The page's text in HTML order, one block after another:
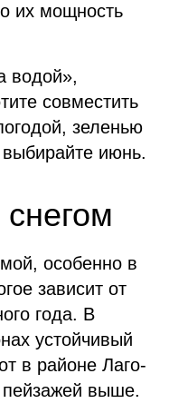
их мощность
водой»,
совместить
зеленью
июнь.
снегом
особенно в
зависит от
года. В
устойчивый
в районе Лаго-
пейзажей выше.